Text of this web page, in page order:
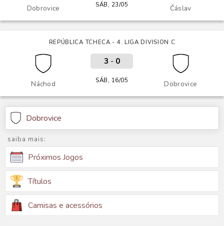
Dobrovice Čáslav
SÁB, 23/05
REPÚBLICA TCHECA - 4. LIGA DIVISION C
Náchod Dobrovice
3 - 0
SÁB, 16/05
Dobrovice
saiba mais:
Próximos Jogos
Títulos
Camisas e acessórios